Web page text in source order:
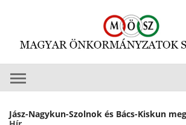
Jász-Nagykun-Szolnok és Bács-Kiskun